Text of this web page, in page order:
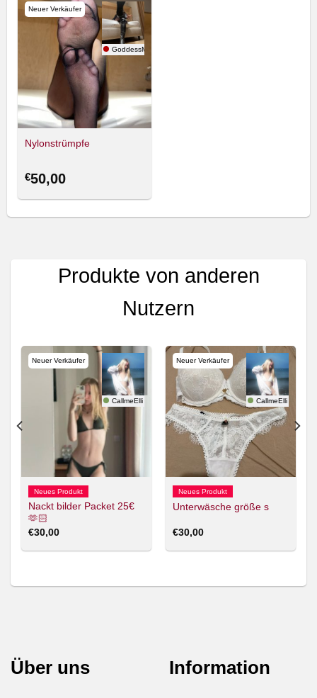
Neuer Verkäufer
GoddessMaryy
Nylonstrümpfe
€50,00
Produkte von anderen
Nutzern
Neuer Verkäufer
CallmeElli
Neues Produkt
Nackt bilder Packet 25€
🫶🏻
€30,00
Neuer Verkäufer
CallmeElli
Neues Produkt
Unterwäsche größe s
€30,00
Über uns Information